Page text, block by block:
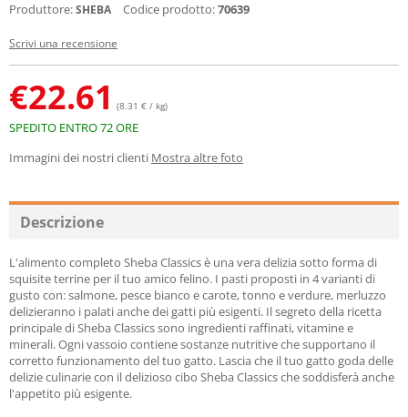
Produttore:SHEBA Codice prodotto:70639
Scrivi una recensione
€22.61 (8.31 € / kg)
SPEDITO ENTRO 72 ORE
Immagini dei nostri clienti Mostra altre foto
Descrizione
L'alimento completo Sheba Classics è una vera delizia sotto forma di
squisite terrine per il tuo amico felino. I pasti proposti in 4 varianti di
gusto con: salmone, pesce bianco e carote, tonno e verdure, merluzzo
delizieranno i palati anche dei gatti più esigenti. Il segreto della ricetta
principale di Sheba Classics sono ingredienti raffinati, vitamine e
minerali. Ogni vassoio contiene sostanze nutritive che supportano il
corretto funzionamento del tuo gatto. Lascia che il tuo gatto goda delle
delizie culinarie con il delizioso cibo Sheba Classics che soddisferà anche
l'appetito più esigente.